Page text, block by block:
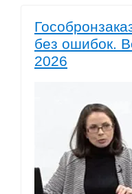
без ошибок.
2026